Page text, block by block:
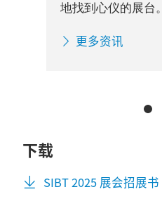
地找到心仪的展台。
更多资讯
下载
SIBT 2025 展会招展书